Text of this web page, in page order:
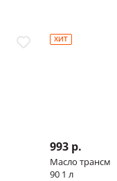
ХИТ
993 р.
Масло
90 1 л